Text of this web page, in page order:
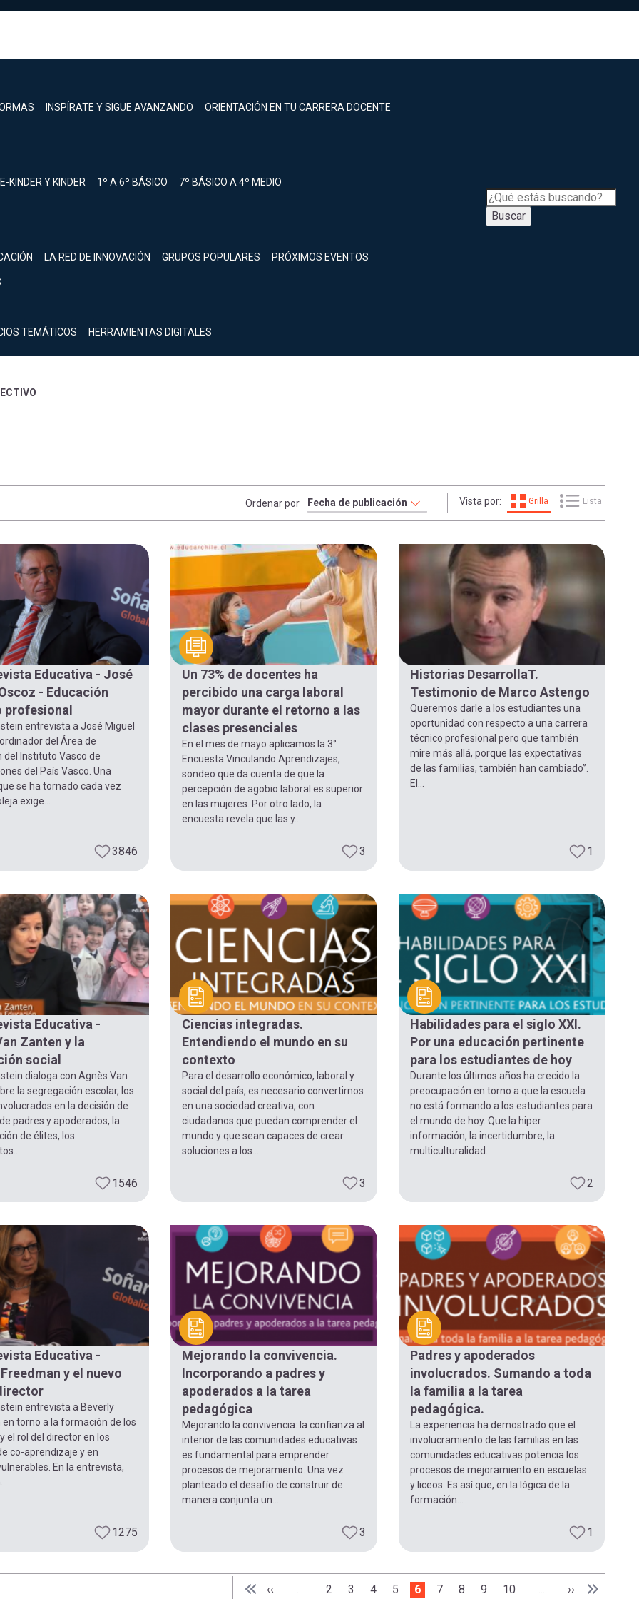
INSPÍRATE Y SIGUE AVANZANDO ORIENTACIÓN EN TU CARRERA DOCENTE
KINDER Y KINDER 1º A 6º BÁSICO 7º BÁSICO A 4º MEDIO
LA RED DE INNOVACIÓN GRUPOS POPULARES PRÓXIMOS EVENTOS
TEMÁTICOS HERRAMIENTAS DIGITALES
Buscar
Ordenar por Vista por: Grilla Lista
Educativa - José
- Educación
profesional
entrevista a José Miguel
del Área de
del Instituto Vasco de
del País Vasco. Una
se ha tornado cada vez
exige...
3846
Un 73% de docentes ha
percibido una carga laboral
mayor durante el retorno a las
clases presenciales
En el mes de mayo aplicamos la 3°
Encuesta Vinculando Aprendizajes,
sondeo que da cuenta de que la
percepción de agobio laboral es superior
en las mujeres. Por otro lado, la
encuesta revela que las y...
3
Historias DesarrollaT.
Testimonio de Marco Astengo
Queremos darle a los estudiantes una
oportunidad con respecto a una carrera
técnico profesional pero que también
mire más allá, porque las expectativas
de las familias, también han cambiado”.
El...
1
Educativa -
Zanten y la
social
dialoga con Agnès Van
la segregación escolar, los
en la decisión de
padres y apoderados, la
de élites, los
1546
Ciencias integradas.
Entendiendo el mundo en su
contexto
Para el desarrollo económico, laboral y
social del país, es necesario convertirnos
en una sociedad creativa, con
ciudadanos que puedan comprender el
mundo y que sean capaces de crear
soluciones a los...
3
Habilidades para el siglo XXI.
Por una educación pertinente
para los estudiantes de hoy
Durante los últimos años ha crecido la
preocupación en torno a que la escuela
no está formando a los estudiantes para
el mundo de hoy. Que la hiper
información, la incertidumbre, la
multiculturalidad...
2
Educativa -
y el nuevo
entrevista a Beverly
en torno a la formación de los
el rol del director en los
co-aprendizaje y en
En la entrevista,
1275
Mejorando la convivencia.
Incorporando a padres y
apoderados a la tarea
pedagógica
Mejorando la convivencia: la confianza al
interior de las comunidades educativas
es fundamental para emprender
procesos de mejoramiento. Una vez
planteado el desafío de construir de
manera conjunta un...
3
Padres y apoderados
involucrados. Sumando a toda
la familia a la tarea
pedagógica.
La experiencia ha demostrado que el
involucramiento de las familias en las
comunidades educativas potencia los
procesos de mejoramiento en escuelas
y liceos. Es así que, en la lógica de la
formación...
1
Primera página
« Primera
Página anterior
‹‹ Page
2 Page
3 Page
4 Page
5 Página actual
6 Page
7 Page
8 Page
9 Page
10 Siguiente
›› Última
Última »
Inicia sesión.